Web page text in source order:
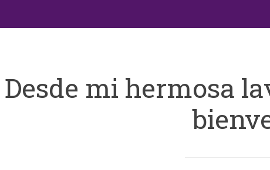
Desde mi hermosa